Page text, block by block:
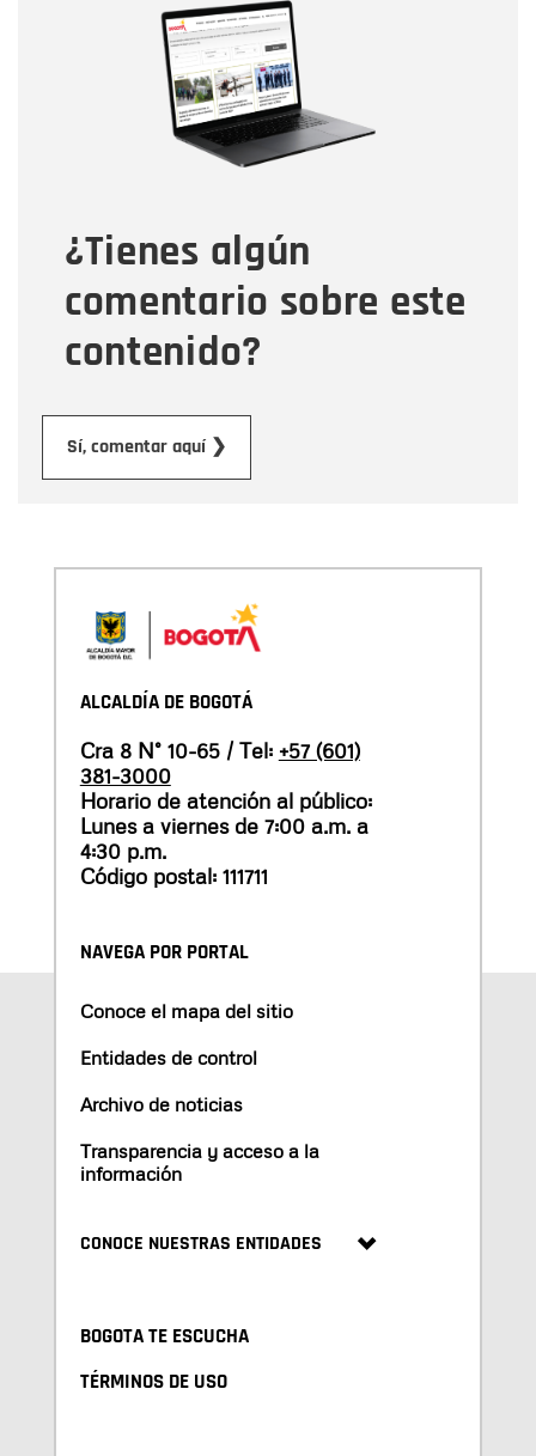
¿Tienes algún
comentario sobre este
contenido?
Sí, comentar aquí ❯
Correo electrónico
Tipo de comentario
Mensaje
ALCALDÍA DE BOGOTÁ
Cra 8 N° 10-65 / Tel: +57 (601)
381-3000
Horario de atención al público:
Lunes a viernes de 7:00 a.m. a
4:30 p.m.
Código postal: 111711
NAVEGA POR PORTAL
Conoce el mapa del sitio
Entidades de control
Archivo de noticias
Transparencia y acceso a la
información
CONOCE NUESTRAS ENTIDADES
BOGOTA TE ESCUCHA
TÉRMINOS DE USO